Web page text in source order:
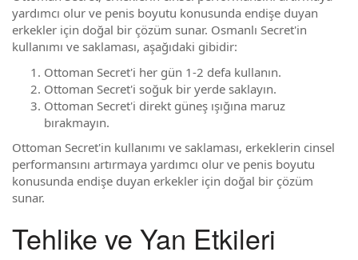
yardımcı olur ve penis boyutu konusunda endişe duyan
erkekler için doğal bir çözüm sunar. Osmanlı Secret'in
kullanımı ve saklaması, aşağıdaki gibidir:
Ottoman Secret'i her gün 1-2 defa kullanın.
Ottoman Secret'i soğuk bir yerde saklayın.
Ottoman Secret'i direkt güneş ışığına maruz
bırakmayın.
Ottoman Secret'in kullanımı ve saklaması, erkeklerin cinsel
performansını artırmaya yardımcı olur ve penis boyutu
konusunda endişe duyan erkekler için doğal bir çözüm
sunar.
Tehlike ve Yan Etkileri